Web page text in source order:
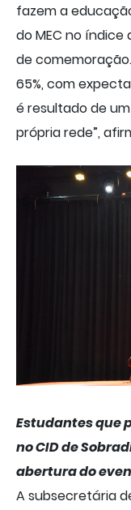
fazem a
do MEC no
de
65%, com
é resultado de
própria rede”,
Estudantes que
no CID de
abertura do
A subsecretária